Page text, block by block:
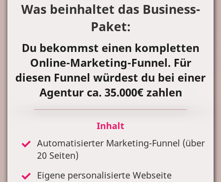
Was beinhaltet das Business-
Paket:
Du bekommst einen kompletten
Online-Marketing-Funnel. Für
diesen Funnel würdest du bei einer
Agentur ca. 35.000€ zahlen
Inhalt
Automatisierter Marketing-Funnel (über
20 Seiten)
Eigene personalisierte Webseite